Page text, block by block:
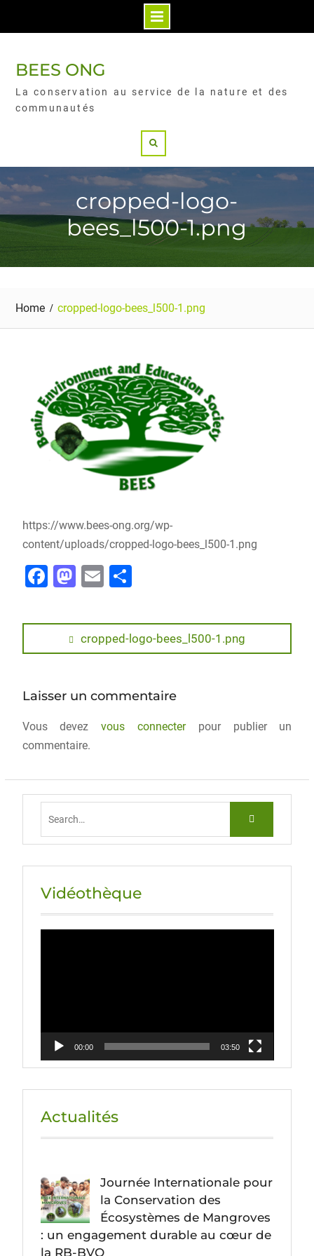
BEES ONG
La conservation au service de la nature et des
communautés
cropped-logo-
bees_l500-1.png
Home cropped-logo-bees_l500-1.png
https://www.bees-ong.org/wp-
content/uploads/cropped-logo-bees_l500-1.png
F
c
o
k
M
st
o
o
E
ai
l
P
ta
g
cropped-logo-bees_l500-1.png
Laisser un commentaire
Vous devezvous connecterpour publier un
commentaire.
Vidéothèque
00:00 03:50
Actualités
Journée Internationale pour
la Conservation des
Écosystèmes de Mangroves
: un engagement durable au cœur de
la RB-BVO